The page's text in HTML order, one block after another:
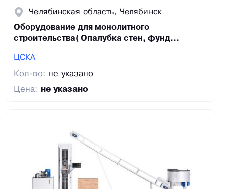
Челябинская область, Челябинск
Оборудование для монолитного
строительства( Опалубка стен, фунд...
ЦСКА
Кол-во: не указано
Цена: не указано